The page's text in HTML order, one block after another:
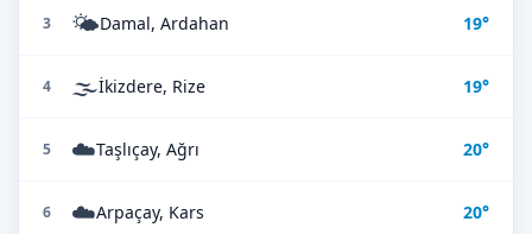
3 🌤️Damal, Ardahan 19°
4 🌫️İkizdere, Rize 19°
5 ☁️Taşlıçay, Ağrı 20°
6 ☁️Arpaçay, Kars 20°